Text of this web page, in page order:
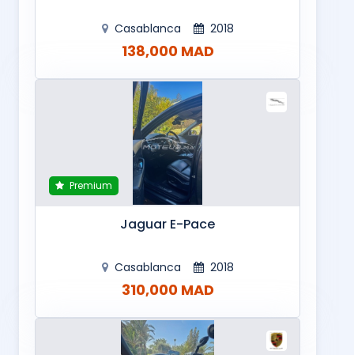
Casablanca 2018
138,000 MAD
Premium
Jaguar E-Pace
Casablanca 2018
310,000 MAD